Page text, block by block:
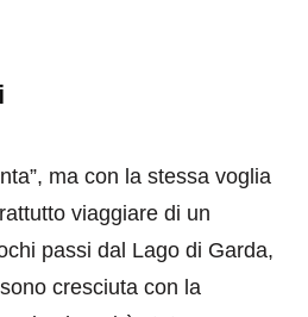
ma con la stessa voglia
viaggiare di un
passi dal Lago di Garda,
cresciuta con la